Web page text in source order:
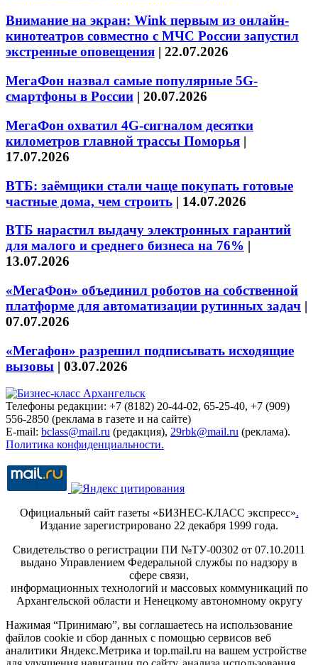
Внимание на экран: Wink первым из онлайн-
кинотеатров совместно с МЧС России запустил
экстренные оповещения | 22.07.2026
МегаФон назвал самые популярные 5G-
смартфоны в России | 20.07.2026
МегаФон охватил 4G-сигналом десятки
километров главной трассы Поморья |
17.07.2026
ВТБ: заёмщики стали чаще покупать готовые
частные дома, чем строить | 14.07.2026
ВТБ нарастил выдачу электронных гарантий
для малого и среднего бизнеса на 76% |
13.07.2026
«МегаФон» объединил роботов на собственной
платформе для автоматизации рутинных задач |
07.07.2026
«Мегафон» разрешил подписывать исходящие
вызовы | 03.07.2026
Телефоны редакции: +7 (8182) 20-44-02, 65-25-40, +7 (909)
556-2850 (реклама в газете и на сайте)
E-mail: bclass@mail.ru (редакция), 29rbk@mail.ru (реклама).
Политика конфиденциальности.
Официальный сайт газеты «БИЗНЕС-КЛАСС экспресс».
Издание зарегистрировано 22 декабря 1999 года.
Свидетельство о регистрации ПИ №ТУ-00302 от 07.10.2011
выдано Управлением Федеральной службы по надзору в
сфере связи,
информационных технологий и массовых коммуникаций по
Архангельской области и Ненецкому автономному округу
Нажимая “Принимаю”, вы соглашаетесь на использование
файлов cookie и сбор данных с помощью сервисов веб
аналитики Яндекс.Метрика и top.mail.ru на вашем устройстве